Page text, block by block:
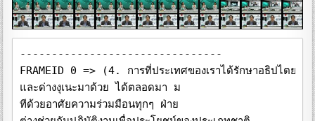
-------------------------------- 
FRAMEID 0 => (4. การที่ประเทศของเราได้รักษาอธิปไตย
และด่างงุเนะมาด้วย ได้ตลอดมา ม
ทีด้วยอาศัยความร่วมมือนทุกๆ ฝ่าย
ต่างช่วยกันปฏิบัติงานเพื่อประโยชน์ของประเภทชาติ
ด้วยความสามัคคีแกะความพร้อมที่จะเกียกตะ
เพื่อประโยชน์บอยควมราย
พระบรมชาโรช เทโระบาทสมเด็จพระเจ้า หัน
พระกรทานในพิธีตรวจพลสวนแล
อยู่ในโคราชแจดิมพระชนมพรรษา
)
-------------------------------- 
FRAMEID 1 => (- การที่ประเทศของเราได้รักษาอธิปไตย
แถะด่าง นมะมา ด้วยดีได้ตลอดมา ม
ทีด้วยอาศัยความร่วมมือของวงๆ ฝ่าย
ต่างช่วยกันปฏิบัติงานเพื่อประโยชน์ของประเทมชาติ
ด้วยความสามัคคีและความพร้อมที่จะเสียสละ
เพื่อประโยชน์บอยบ้านจาม..
พระบบ โทนะบาทสมเด็จพระเจ้า ite
พระราชทานในพิธีตรวจพลสวนสนาม
เนื่องในโลก จดิมพระชนม 81
)
-------------------------------- 
FRAMEID 2 => (การที่ประเทศของเราได้รักษาอธิปไตย
แกะค้างยามะมา ด้วยดีได้ตลอดมานั่น
ก็ด้วยอาศัยความร่วมมือของทุกๆฝ่าย
ต่างช่วยกันปฏิบัติงานเพื่อประโยชน์ของประเทศชาติ
ด้วยความสามัก และความพร้อมที่จะเรียกก
เพื่อประโมง นอนจมจาม.
พระบรมราโชทไะบาทสมเด็จพระเจ้าบน
พระราชทานในพิธีตรวจพลสวนสนาม
เมืองให้โลกาสเฉลิมพระชนมพรรษา
woww swimjan buy mu le doc
)
-------------------------------- 
FRAMEID 3 => (3.การที่ประเท ของเราได้รักษาอธิปไตย
และต้องชงับมะมา ด้านดีได้ตลอดมา ม
ทีด้วยอาศัยความร่วมมือ จบทุกๆ ฝ่าย
ต่างช่วยกันปฏิบัติงานเพื่อประโยชน์ของประเกยชาติ
ด้วยความมมัก และความพร้อมที่จะเลียและ
เพื่อประโยชน์ บทบวนจาน..
พระบรมช ช ด อ ะบาทสมเด็จพระเจ้าลูกหัด 3
พระจุนทานในพิธีตรวจพล กมลชน
เน้อ ในโอกาสเฉลิมพระชนม 8181
)
-------------------------------- 
FRAMEID 4 => (การที่ประเทศของเราได้รักษาอธิปไตย
แถะ เงยามะมา ด้วยดีได้ตลอดมานั่น
ก็ด้วยอาศัยความร่วมมือ จบทุกๆ ฝ่าย
ต่างช่วยกันปฏิบัติงานเพื่อประโยชน์ของประเทยชาติ
อ้ายความงามัคคีแกะความพร้อมที่จะเกียจคะ
เพื่อประโยชน์ของก้านจาม..
โอบามา ระบบ ระบาทสมเด็จพระเจ้าอหัง
พระบบแมในพิธีตรวจพลสวน รม
เนื่องในโอกาสเฉลิมพระชนมพรรษา
)
-------------------------------- 
FRAMEID 5 => (การที่ประเทศของเราได้รักษาอธิปไตย
แกะ เงยามะมา ด้านดีได้ตลอดมานั่น
ทีด้วยอาศัยความร่วมมือของมุมๆฝ่าย
ต่างช่วยกันปฏิบัติงานเพื่อประโยชน์ของประเภทชาติ
ด้วยความสามัคคีและความพร้อมทีจะเกียจจะ
เพื่อประโยชน์ของท่านจาม...
พรหมา รบ.โระบาทสมเด็จพระเจ้าหัว
พระชนะทานในพิธีตรวจพล งานสารบ
เมืองในโลกาเฉลิมพระชนมพรรษา
)
-------------------------------- 
FRAMEID 6 => (การที่ประเทศของเราได้รักษาอธิปไตย
และด่างมามะมา ด้วยดีได้ตลอดมา ม
ทีดีวยอาศัยความร่วมมือของทุกๆค่าย
ค่างช่วยกันปฏิบัติงานเพื่อประโยชน์ของประเทศชาติ
อ้ายความมามัคคีและความพร้อมทีจะเลียดกะ
เพื่อประโยชน์บางส่วนจาก..
และมาบวช ท ะบาทสมเด็จพระเจ้า ite
Dะสมบนในพิธีตรวจพลสามช
)
-------------------------------- 
FRAMEID 7 => (- การที่ประเทศของเราได้รักษาอธิปไตย
และ เจองูเมะมา ด้วยดีได้ตลอดมานั้น
ทีด้วยอาศัยความร่วมมือของทุกๆ ฝ่าย
ต่างช่วยกันปฏิบัติงานเพื่อประโยชน์ของประเทศชาติ
ด้วยความสามัคคีและความพร้อมที่จะเสียสละ
เพื่อประโยชน์ของบ้านงาม..
พรม - ชดใช้ราดมเด็จพระเจ้า ให้ง
และถนนในในพิธีตรวจพล อมช
เบื้องใจโกลา เฉลิมพระชนม
81
)
-------------------------------- 
FRAMEID 8 => (2. บางทีประเทศของเราได้รักษาอธิปไตย
เกรต้าจะหุบมะมา ด้วยดีได้ตลอดมานั้น
ทีด้วยอาศัยความร่วมมือบวมนๆ ย
1 ต่างช่วยกันปฏิบัติงานเพื่อประโยชน์ของประเทบชาติ
ด้วยความสามัคคีและความพร้อมที่จะเสียสละ
เพื่อประโยชน์ของท่านจาม.
เลบานา จาก มะบาทสมเด็จพระเจ้าลูกจะ
พระราชทานในพิธีตรวจพล จนตอน
เบื้องใจโลกาสเฉลิมพระชนมพรรษา
)
-------------------------------- 
FRAMEID 9 => (- การที่ประเทศของเราได้รักษาอธิปไตย
เกะ เงย ามะมา ด้านดีได้ตลอดมานั่น
ทีด้วยอาศัยความร่วมมือของทุกๆ ฝ่าย
ต่างช่วยกันปฏิบัติงานเพื่อประโยชน์ของประเภทชาต
ด้วยความสามัคคีและความพร้อมที่จะเสียสละ
เพื่อประโยชน์บนหวานจาม.
พระรอง บ... ะบาทสมเจพระเจ้านแห้ง -
พระจก นพิธีตรวจพลสวนสนาม
เนื่องในโอกาสเฉลิมพระชนมพรรษา
)
-------------------------------- 
FRAMEID 10 => (2. มนนที่ประเภทของเราได้รักษาอธิปไตย
แกะต้องงุนนะมาด้วยก็ได้คลอดมานั้น
ทีด้วยอาศัยความร่วมมือของทุกๆ น
ต่างช่วยกันปฏิบัติงานเพื่อประโยช ของประเทมชาต
ด้ายความสามัคคีแกะความพร้อมที่จะเสียสละ
เพื่อประโยชน์ของก้านจาม.
พระชนม จ ร สมเด็จพระเจ้า ในง
พระสถานในพิโอเนต ตอนเดิน
เนื่องในโอกานนน มาระชนมพรรษ
)
-------------------------------- 
FRAMEID 11 => (- การที่ประเทศของเราได้รักษาอธิปไตย
แถะต้องมามะมา ด้วยดีได้ตลอดมา ม
ทีด้วยอาศัยความร่วมมือนหมุนๆฝ่าย
ต่างช่วยกันปฏิบัติงานเพื่อประโยชน์ของประเภทชาติ
ด้วยความสามัคคีและความพร้อมที่จะเสียสละ
เพื่อประโยชน์ บางทีมงาน
พาะบทมากโร ชุดไม.. บางมด็จพระเจ้า มัน
พระจะบานในพิธีทรงพองานบร
)
-------------------------------- 
FRAMEID 12 => (การที่ประเทศของเราได้รักษาอธิปไตย
เกะ เมงุบมะมา ด้วยดีได้ตลอดมานั่น
ทีด้วยอาศัยความง่ามมือนายทุกๆ ฝ่าย
ต่างช่วยกันปฏิบัติงานเพื่อประโยชน์ของประเภทชาติ
ด้ายความสามัคคีและความพร้อมทีจะเสีย กะ
เพื่อประโยน บบบ มา
พระเกศ น ะบาทสมเด็จพระเจ้าลูกบัน
พระกร คานในพิธีครวัด ลออ ละ
)
-------------------------------- 
FRAMEID 13 => (2 มาที่ประเทศของเราได้รักษาอธิปไตย
แตะต้องมามะมา ด้วยดีได้ตลอดมา ม
ที่ด้วยอาศัยความร่วมมือ บวรวมๆ ฝ่าย
ต่างช่วยกันปฏิบัติงานเพื่อประโยชน์ ง. ประเภกษาต
ด้วยความสามัคคีและความพร้อมที่จะเกียสละ
เพื่อประโยชน์บอกบ้านงาม..
เรกยอดใบ ไม้...บทสมเด็จพระเจ้าลูกยัง ๆ
พระราชทานในพิตร พลลอนลอ
)
-------------------------------- 
FRAMEID 14 => (การมีประเทศของเราได้รักษาอธิปไตย
และ วงเงิเมะมา ถ่ายทีได้ตลอดมา น
กีต้วยอาศัยความร่วมมือ บอย ๆ น
ต่างช่วยกันปฏิบัติงานเพื่อประโยน บบ ประเภทมาต
ด้วยความสามัคคีและความพร้อมที่จะเกียกตะ
เพื่อประโยชน์เองกับมงาม..
พระบรมชิโชกใระบาทสมเด็จพระเจ้าบ้า
เรามานในพิธีตรวจพลสวนสน
ในโลก แดนพระชนบท ษา
)
-------------------------------- 
FRAMEID 15 => (- การมีประเภทของเราได้รักษาอธิปไตย
และ เงินนะมาร้ายดีได้ตลอดมา น
กีต้วยอาศัยความร่วมมือแบบมุมๆ ย
ต่างช่วยกันปฏิบัติงานเพื่อประโยง บ. ประกาชาต
ด้วยความสามัคคีแกะความพร้อมที่จะเสียสละ
เพื่อประโยชน์ของบ้านจบม.
เฟระบบมาโดยไมนะบาทสมเด็จพระเจ้าน้อ
ข้อนี้ในโลกา กา อิมพระชนมพรรษา
)
-------------------------------- 
FRAMEID 16 => (4. การมีประเทศของเราได้รักษาอธิปไตย
แกะราชฐานะมา ด้วยดีได้ตลอดมานั้น
ที่ด้วยอาศัยความร่วมมือ จนมุมๆ ฝ่าย
ต่างช่วยกันปฏิบัติงานเพื่อประโยชน์บนประเภทนาต
ด้วยความสามัคคีและความพร้อมที่จะเสียสละ
เพื่อประโยชน์เอง จนจบ...
www.n...t colors - เทสมเด็จพระเจ้าอุบัต
พระบบ ในพิธีตจน
)
-------------------------------- 
FRAMEID 19 => (20/290
60
)
-------------------------------- 
FRAMEID 20 => (30.4822
)
-------------------------------- 
FRAMEID 22 => (HEADLINE
NEWS
ชาวเดนประจําวัน
)
-------------------------------- 
FRAMEID 23 => (ข่าวเด่นประจำ
)
-------------------------------- 
FRAMEID 24 => (HEADLIN
)
-------------------------------- 
FRAMEID 27 => (ข่าวภูมิภาค
)
-------------------------------- 
FRAMEID 33 => (ขาวกีฬา
SPORTNEWS
)
-------------------------------- 
FRAMEID 38 => (WTERN
WAL
S
ระเทศ
)
-------------------------------- 
FRAMEID 39 => (INTERNATIONAL
NEWS
ขาวตางประเทศ
)
-------------------------------- 
FRAMEID 42 => (ข่าวภาคคํา
NGWO
)
-------------------------------- 
FRAMEID 43 => (ข่าวภาคค่ำา
W
)
-------------------------------- 
FRAMEID 44 => (พ
)
-------------------------------- 
FRAMEID 45 => (an
)
-------------------------------- 
FRAMEID 46 => (ช
)
-------------------------------- 
FRAMEID 47 => (16
)
-------------------------------- 
FRAMEID 54 => (www.tv5.co.th
)
-------------------------------- 
FRAMEID 55 => (www.tv5.co.th
)
-------------------------------- 
FRAMEID 58 => (19:02:56
TGN
)
-------------------------------- 
FRAMEID 59 => (19:02:57
TGN
)
-------------------------------- 
FRAMEID 60 => (19:02:58
TGN
)
-------------------------------- 
FRAMEID 61 => (19:02:59
TGN
4825626
พระยาเสือ และอุทยานแห่งชาติแก่งกระจาน ยังคงร่วมกับ ตชด.๑๔๔ ล
)
-------------------------------- 
FRAMEID 62 => (19:03:00
TGN
4825628 .....ท่นกับรายile thin
อ และอุทยานแห่งชาติแก่งกระจาน ยังคงร่วมกับ ตชด.๑๔๔ ลาดตระเ
)
-------------------------------- 
FRAMEID 63 => (19:03:01
TGN
48256256 วันแสดงความคิดเห็นกับรายการ นับตั้ง
อุทยานแห่งชาติแก่งกระจาน ยังคงร่วมกับ ตชด.๑๔๔ ลาดตระเวนในพื้
)
-------------------------------- 
FRAMEID 64 => (19:03:02
www.tv5.co.th
TGN
แห่งชาติแก่งกระจาน ยังคงร่วมกับ ตชด.๑๔๔ ลาดตระเวนในพื้นที่ อ.แ
)
-------------------------------- 
FRAMEID 65 => (19:03:03
NEWS
แก่งกระจาน ยังคงร่วมกับ ตชด.๑๔๔ ลาดตระเวนในพื้นที่ อ.แก่งกระจา
)
-------------------------------- 
FRAMEID 66 => (19:03:04
NEWS
ระจาบ ยังคงร่วมกับ ตชด.๑๔๔ ลาดตระเวนในพื้นที่ อ.แก่งกระจาน จ.เพ
)
-------------------------------- 
FRAMEID 67 => (19:03:05
www.tv5.co.th
TGN
NEWS
5บาทคร่ง ร้าน ลงความเห็นเป็นกับรายการ ป้ายก
ยังคงร่วมกับ ตชด.๑๔๔ ลาดตระเวนในพื้นที่ อ.แก่งกระจาน จ.เพชรบุรี
)
-------------------------------- 
FRAMEID 68 => (19:03:06
ขาวภาคค่า อาลิซาเบธ แซดเลอร
TGN
พิม วี โจ บุตร
วมกับ ตชด.๑๔๔ ลาดตระเวนในพื้นที่ อ.แก่งกระจาน จ.เพชรบุรี เพื่อคุ้ม
)
-------------------------------- 
FRAMEID 69 => (19:03:07
www.scoth
ขาวภาคค่า
TGN
อาลิซาเบธ แซดเลอร พิม า ง ล
เชด.๑๔๔ ลาดตระเวนในพื้นที่ อ.แก่งกระจาน จ.เพชรบุรี เพื่อคุ้มครอง
)
-------------------------------- 
FRAMEID 70 => (19:03:08
www.v6.20th
TGN
ชาวภาคค่า
อาลิซาเบธ แซดเลอร พิมพา ทั้งบุตร
๔ ลาดตระเวนในพื้นที่ อ.แก่งกระจาน จ.เพชรบุรี เพื่อคุ้มครองช้างป่า แล
)
-------------------------------- 
FRAMEID 71 => (19:03:09
www.fs.co.th
ชาวภาคค่า
TGN
พันทวี บุตร
อาลิซาเบธ แซดเลอร
49256226-7 หมดเห็น รายงา
ตระเวนในพื้นที่ อ.แก่งกระจาน จ.เพชรบุรี เพื่อคุ้มครองข้างป่า และป้อง
)
-------------------------------- 
FRAMEID 72 => (19:03:10
ชาวภาคค่า
อาลิซาเบธ แซดเลอร
TGN
พิน วังบุตร
4825626 วันเห็นเห็นเป็นรายแมว รับก
ในพื้นที่ อ.แก่งกระจาน จ.เพชรบุรี เพื่อคุ้มครองช้างป่า และป้องกันการเ
)
-------------------------------- 
FRAMEID 73 => (19:03:11
www.5.co.th
TGN
ทีมแ
ชาวภาคค่า
4825626 เห่งความคิดเห็นกับรถชน
อาลิซาเบธ แซดเลอร
- อ.แก่งกระจาน จ.เพชรบุรี เพื่อคุ้มครองช้างป่า และป้องกันการลักลอบค
)
-------------------------------- 
FRAMEID 74 => (19:03:12
ธ
www.tv5.co.th
TGN
ข่าวภาคค่า
4825626 แสดงความเห็นเรา..ก
กระจาน จ.เพชรบุรี เพื่อคุ้มครองช้างป่า และป้องกันการลักลอบค้าสัตว์
)
-------------------------------- 
FRAMEID 75 => (19:03:13
TGN
ชาวภาคค่า
ย จ.เพชรบุรี เพื่อคุ้มครองข้างป่า และป้องกันการลักลอบค้าสัตว์ป่า รวม
)
-------------------------------- 
FRAMEID 76 => (19:03:14
www.tv5.co.th
TGN
ปร
ธรบุรี เพื่อคุ้มครองข้างป่า และป้องกันการลักลอบค้าสัตว์ป่า รวมทั้งป้อง
)
-------------------------------- 
FRAMEID 77 => (19:03:15
IGN
NEWS
อคุ้มครองช้างป่า และป้องกันการลักลอบค้าสัตว์ป่า รวมทั้งป้องกันข้าง
)
--------------------------------